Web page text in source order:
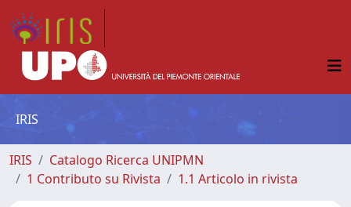
IRIS
IRIS
Catalogo Ricerca UNIPMN
1 Contributo su Rivista
1.1 Articolo in rivista